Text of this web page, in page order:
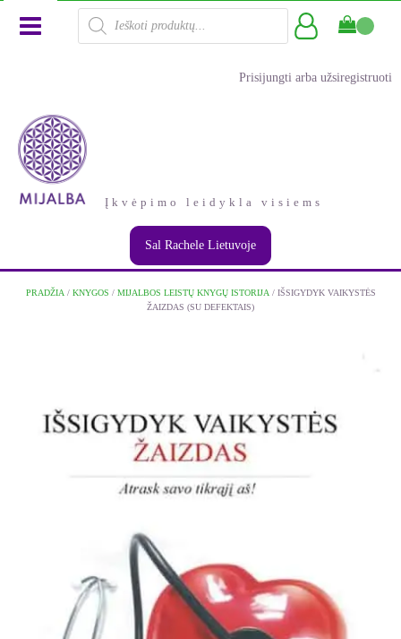
Products
search
Prisijungti arba užsiregistruoti
Įkvėpimo leidykla visiems
Sal Rachele Lietuvoje
PRADŽIA / KNYGOS / MIJALBOS LEISTŲ KNYGŲ ISTORIJA / IŠSIGYDYK VAIKYSTĖS
ŽAIZDAS (SU DEFEKTAIS)